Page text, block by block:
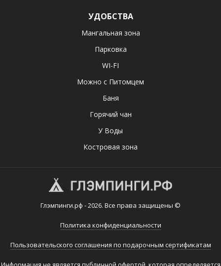
УДОБСТВА
Мангальная зона
Парковка
WI-FI
Можно с Питомцем
Баня
Горячий чан
У Воды
Костровая зона
Глэмпинги.рф - 2026. Все права защищены ©
Политика конфиденциальности
Пользовательского соглашения по подарочным сертификатам